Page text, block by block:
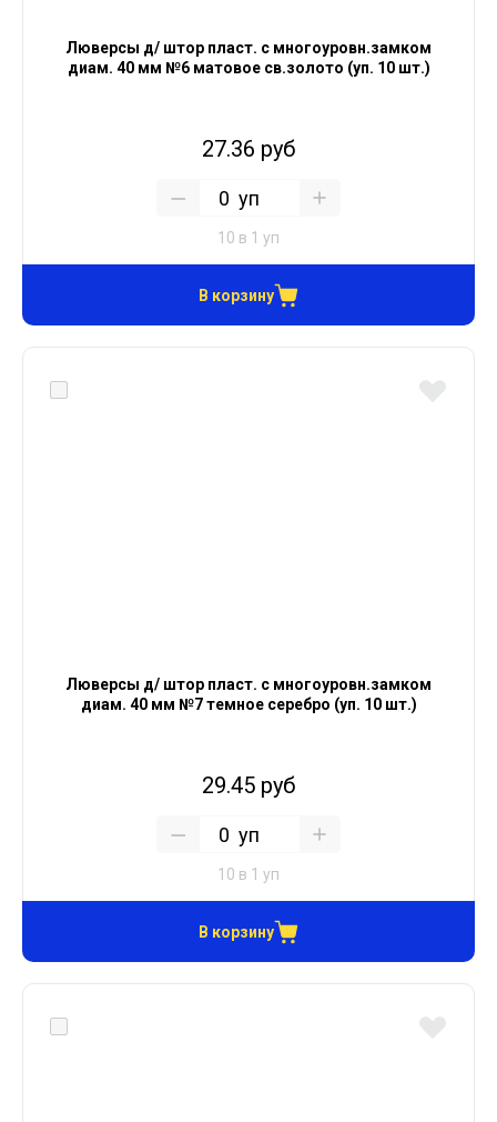
Люверсы д/ штор пласт. с многоуровн.замком
диам. 40 мм №6 матовое св.золото (уп. 10 шт.)
27.36 руб
уп
10 в 1 уп
В корзину
Люверсы д/ штор пласт. с многоуровн.замком
диам. 40 мм №7 темное серебро (уп. 10 шт.)
29.45 руб
уп
10 в 1 уп
В корзину